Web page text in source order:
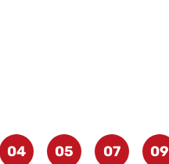
04 05 07 09